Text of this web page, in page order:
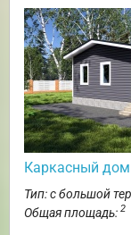
Каркасный дом
Тип: с большой
Общая площадь: 2